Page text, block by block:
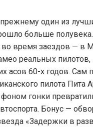
один из
больше
время заездов — в
реальных
асов 60-х годов. Сам
пилота Пита
фоном гонки
Бонус —
«Задержки в